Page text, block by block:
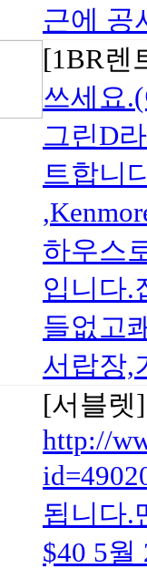
근에 공
[1BR렌
쓰세요
그린D
트합니
하우스
입니다.
들없고
서랍장,
[서블
http://
됩니다.
$40 5